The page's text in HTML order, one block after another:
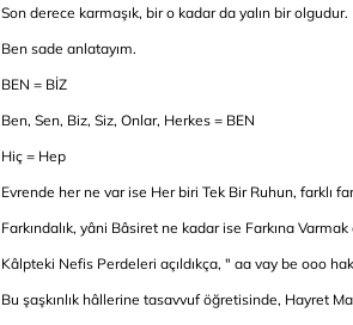
Son derece karmaşık, bir o kadar da yalın bir olgudur.
Ben sade anlatayım.
BEN = BİZ
Ben, Sen, Biz, Siz, Onlar, Herkes = BEN
Hiç = Hep
Evrende her ne var ise Her biri Tek Bir Ruhun, farklı
Farkındalık, yâni Bâsiret ne kadar ise Farkına
Kâlpteki Nefis Perdeleri açıldıkça, " aa vay be ooo
Bu şaşkınlık hâllerine tasavvuf öğretisinde, Hayret